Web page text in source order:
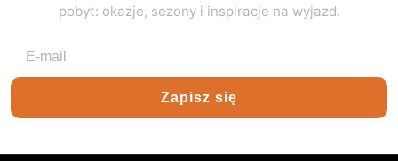
pobyt: okazje, sezony i inspiracje na wyjazd.
Adres e-mail
Zapisz się